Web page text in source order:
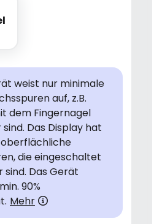
weist nur minimale
auf, z.B.
dem Fingernagel
Das Display hat
die eingeschaltet
Das Gerät
90%
Mehr